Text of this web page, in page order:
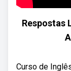
Respostas
Curso de